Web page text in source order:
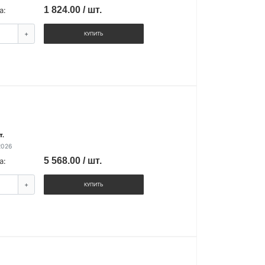
1 824.00 / шт.
+ КУПИТЬ
5 568.00 / шт.
+ КУПИТЬ